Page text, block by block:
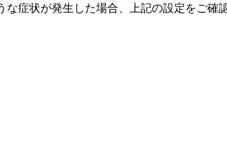
症状が発生した場合、上記の設定をご確